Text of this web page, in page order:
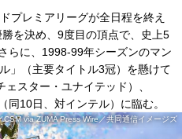
プレミアリーグが全日程を終え
を決め、9度目の頂点で、史上5
らに、1998-99年シーズンのマン
」（主要タイトル3冠）を懸けて
スター・ユナイテッド）、
同10日、対インテル）に臨む。
via ZUMA Press Wire／共同通信イメージズ